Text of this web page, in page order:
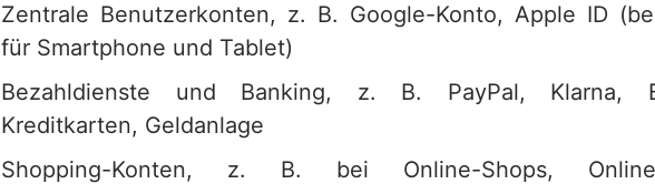
Zentrale Benutzerkonten, z. B. Google-Konto, Apple ID
für Smartphone und Tablet)
Bezahldienste und Banking, z. B. PayPal, Klarna,
Kreditkarten, Geldanlage
Shopping-Konten, z. B. bei Online-Shops, Online-